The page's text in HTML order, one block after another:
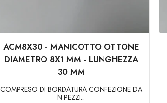
ACM8X30 - MANICOTTO OTTONE
DIAMETRO 8X1 MM - LUNGHEZZA
30 MM
COMPRESO DI BORDATURA CONFEZIONE DA
N PEZZI...